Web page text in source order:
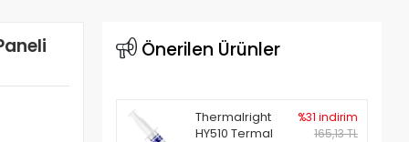
Önerilen Ürünler
Thermalright
HY510 Termal
%31 indirim
165,13 TL